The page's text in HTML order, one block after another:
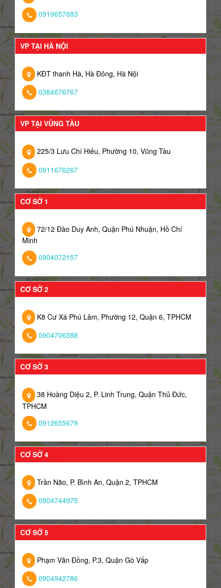
0919657683
VP TẠI HÀ NỘI
KĐT thanh Hà, Hà Đông, Hà Nội
0384676767
VP TẠI VŨNG TÀU
225/3 Lưu Chí Hiếu, Phường 10, Vũng Tàu
0911676267
CƠ SỞ 1
72/12 Đào Duy Anh, Quận Phú Nhuận, Hồ Chí
Minh
0904072157
CƠ SỞ 2
K8 Cư Xá Phú Lâm, Phường 12, Quận 6, TPHCM
0904706588
CƠ SỞ 3
38 Hoàng Diệu 2, P. Linh Trung, Quận Thủ Đức,
TPHCM
0912655679
CƠ SỞ 4
Trần Não, P. Bình An, Quận 2, TPHCM
0904744975
CƠ SỞ 5
Phạm Văn Đồng, P.3, Quận Gò Vấp
0904942786